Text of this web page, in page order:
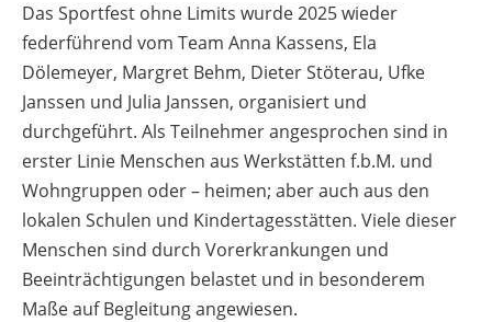
Das Sportfest ohne Limits wurde 2025 wieder
federführend vom Team Anna Kassens, Ela
Dölemeyer, Margret Behm, Dieter Stöterau, Ufke
Janssen und Julia Janssen, organisiert und
durchgeführt. Als Teilnehmer angesprochen sind in
erster Linie Menschen aus Werkstätten f.b.M. und
Wohngruppen oder – heimen; aber auch aus den
lokalen Schulen und Kindertagesstätten. Viele dieser
Menschen sind durch Vorerkrankungen und
Beeinträchtigungen belastet und in besonderem
Maße auf Begleitung angewiesen.